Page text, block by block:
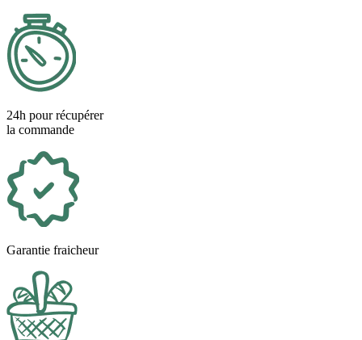
24h pour récupérer
la commande
Garantie fraicheur